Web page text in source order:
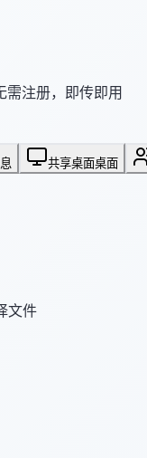
需注册，即传即用
共享桌面桌面
文件